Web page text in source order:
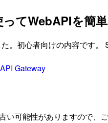
てWebAPIを簡
。初心者向けの内容です
Gateway
可能性がありますので、ご